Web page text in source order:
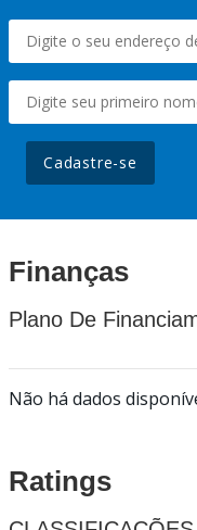
Cadastre-se
Finanças
Plano De
Não há dados
Ratings